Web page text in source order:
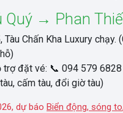
Quý → Phan
, Tàu Chấn Kha Luxury chạy.
trợ đặt vé: 📞 094 579
cấm tàu, đổi giờ tàu)
dự báo Biển động, sóng to